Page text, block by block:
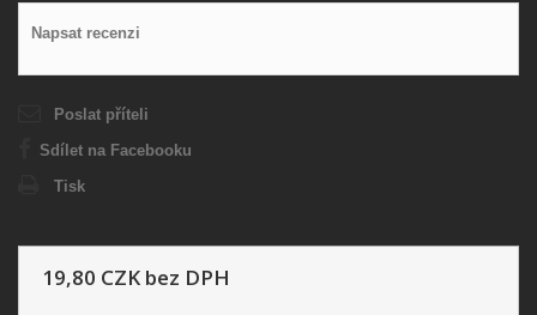
Napsat recenzi
Poslat příteli
Sdílet na Facebooku
Tisk
19,80 CZK bez DPH